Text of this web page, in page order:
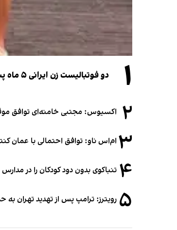
۱ دو فوتبالیست زن ایرانی ۵ ماه پس از پناهندگی، شهروند استرالیا شدند
۲ اکسیوس: مجتبی خامنه‌ای توافق
۳ ام‌اس ناو: توافق احتمالی با عمان
۴ تنباکوی بدون دود کودکان را در مدارس
۵ رویترز: ترامپ پس از تهدید تهران